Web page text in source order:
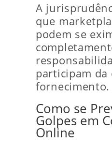
A
que
podem se
participam da
fornecimento.
Como se
Golpes em
Online